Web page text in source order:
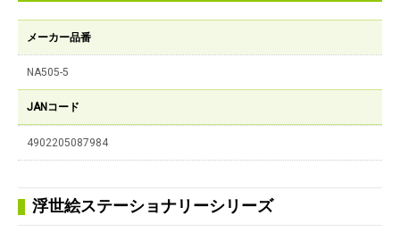
メーカー品番
NA505-5
JANコード
4902205087984
浮世絵ステーショナリーシリーズ